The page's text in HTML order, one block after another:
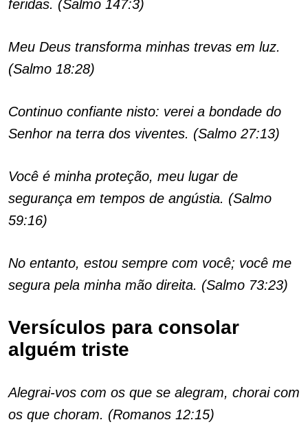
feridas. (Salmo 147:3)
Meu Deus transforma minhas trevas em luz.
(Salmo 18:28)
Continuo confiante nisto: verei a bondade do
Senhor na terra dos viventes. (Salmo 27:13)
Você é minha proteção, meu lugar de
segurança em tempos de angústia. (Salmo
59:16)
No entanto, estou sempre com você; você me
segura pela minha mão direita. (Salmo 73:23)
Versículos para consolar
alguém triste
Alegrai-vos com os que se alegram, chorai com
os que choram. (Romanos 12:15)